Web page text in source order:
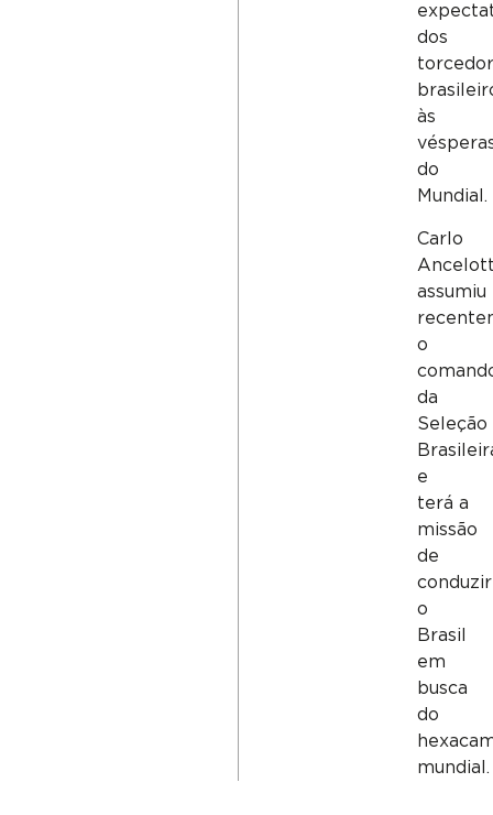
dos
às
do
Mundial.
Carlo
assumiu
o
da
Seleção
e
terá a
missão
de
conduzir
o
Brasil
em
busca
do
mundial.